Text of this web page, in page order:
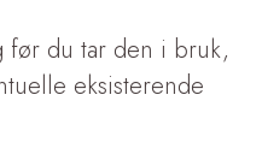
før du tar den i bruk,
eksisterende